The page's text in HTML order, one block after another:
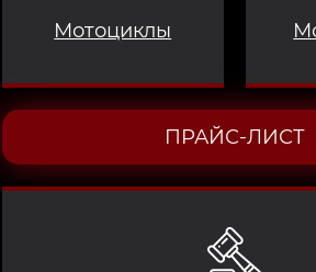
Мотоциклы
ПРАЙС-ЛИСТ